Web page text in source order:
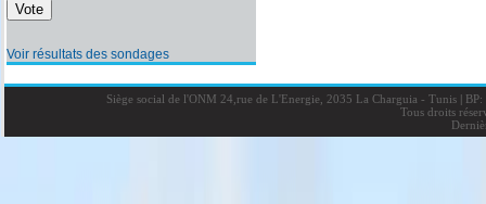
Voir résultats des sondages
Siège social de l'ONM 24,rue de L'Energie, 2035 La Charguia - Tunis |BP:
Tous droits